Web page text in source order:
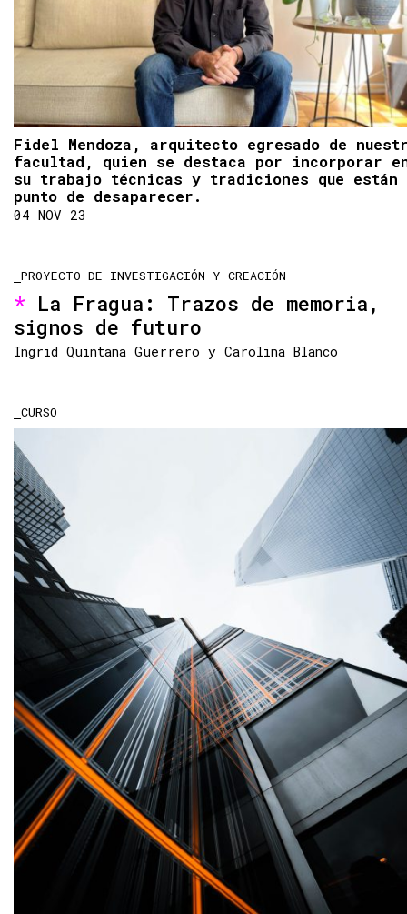
Fidel Mendoza, arquitecto egresado de
facultad, quien se destaca por incorporar
su trabajo técnicas y tradiciones que están
punto de desaparecer.
04 NOV 23
PROYECTO DE INVESTIGACIÓN Y CREACIÓN
La Fragua: Trazos de memoria,
signos de futuro
Ingrid Quintana Guerrero y Carolina Blanco
CURSO